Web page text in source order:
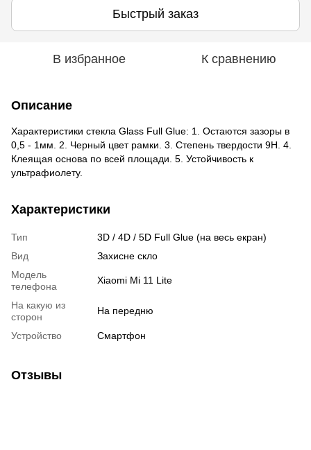
Быстрый заказ
В избранное К сравнению
Описание
Характеристики стекла Glass Full Glue: 1. Остаются зазоры в
0,5 - 1мм. 2. Черный цвет рамки. 3. Степень твердости 9H. 4.
Клеящая основа по всей площади. 5. Устойчивость к
ультрафиолету.
Характеристики
Тип
3D / 4D / 5D Full Glue (на весь екран)
Вид
Захисне скло
Модель
телефона
Xiaomi Mi 11 Lite
На какую из
сторон
На передню
Устройство Смартфон
Отзывы